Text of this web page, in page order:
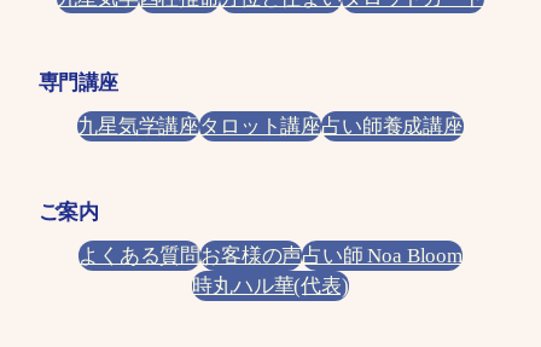
専門講座
九星気学講座タロット講座占い師養成講座
ご案内
よくある質問お客様の声占い師 Noa Bloom
時丸ハル華(代表)